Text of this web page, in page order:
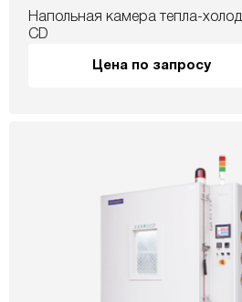
Напольная камера тепла-
CD
Цена по запросу